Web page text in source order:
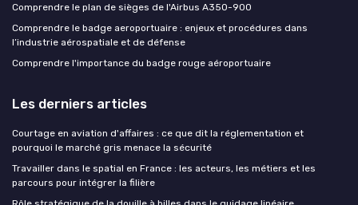
Comprendre le plan de sièges de l'Airbus A350-900
Comprendre le badge aeroportuaire : enjeux et procédures dans
l’industrie aérospatiale et de défense
Comprendre l'importance du badge rouge aéroportuaire
Les derniers articles
Courtage en aviation d'affaires : ce que dit la réglementation et
pourquoi le marché gris menace la sécurité
Travailler dans le spatial en France : les acteurs, les métiers et les
parcours pour intégrer la filière